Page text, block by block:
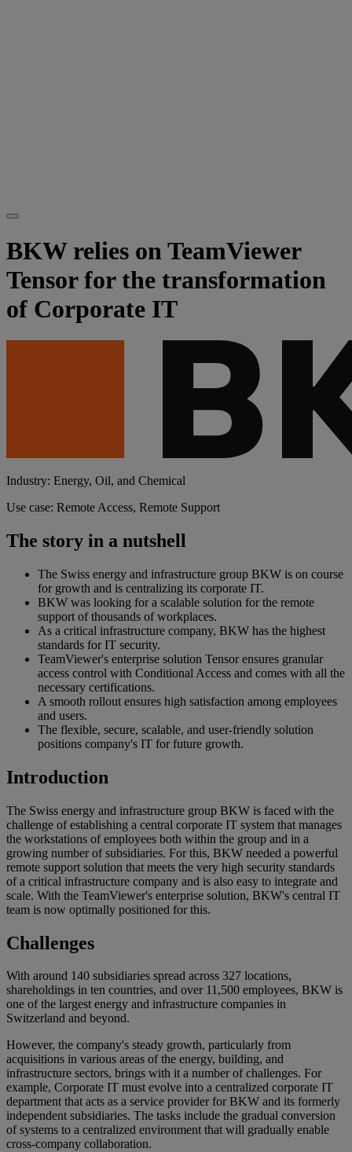
BKW relies on TeamViewer
Tensor for the transformation
of Corporate IT
Industry: Energy, Oil, and Chemical
Use case: Remote Access, Remote Support
The story in a nutshell
The Swiss energy and infrastructure group BKW is on course
for growth and is centralizing its corporate IT.
BKW was looking for a scalable solution for the remote
support of thousands of workplaces.
As a critical infrastructure company, BKW has the highest
standards for IT security.
TeamViewer's enterprise solution Tensor ensures granular
access control with Conditional Access and comes with all the
necessary certifications.
A smooth rollout ensures high satisfaction among employees
and users.
The flexible, secure, scalable, and user-friendly solution
positions company's IT for future growth.
Introduction
The Swiss energy and infrastructure group BKW is faced with the
challenge of establishing a central corporate IT system that manages
the workstations of employees both within the group and in a
growing number of subsidiaries. For this, BKW needed a powerful
remote support solution that meets the very high security standards
of a critical infrastructure company and is also easy to integrate and
scale. With the TeamViewer's enterprise solution, BKW's central IT
team is now optimally positioned for this.
Challenges
With around 140 subsidiaries spread across 327 locations,
shareholdings in ten countries, and over 11,500 employees, BKW is
one of the largest energy and infrastructure companies in
Switzerland and beyond.
However, the company's steady growth, particularly from
acquisitions in various areas of the energy, building, and
infrastructure sectors, brings with it a number of challenges. For
example, Corporate IT must evolve into a centralized corporate IT
department that acts as a service provider for BKW and its formerly
independent subsidiaries. The tasks include the gradual conversion
of systems to a centralized environment that will gradually enable
cross-company collaboration.